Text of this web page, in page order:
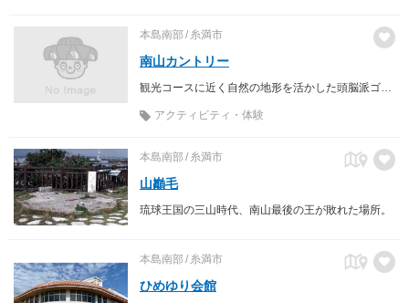
本島南部 糸満市
南山カントリー
観光コースに近く自然の地形を活かした頭脳派ゴルフコース。
アクティビティ・体験
本島南部 糸満市
山巓毛
琉球王国の三山時代、南山最後の王が敗れた場所。
本島南部 糸満市
ひめゆり会館